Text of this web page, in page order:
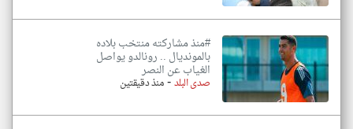
#منذ مشاركته منتخب بلاده
بالمونديال .. رونالدو يواصل
الغياب عن النصر
صدى البلد-منذ دقيقتين